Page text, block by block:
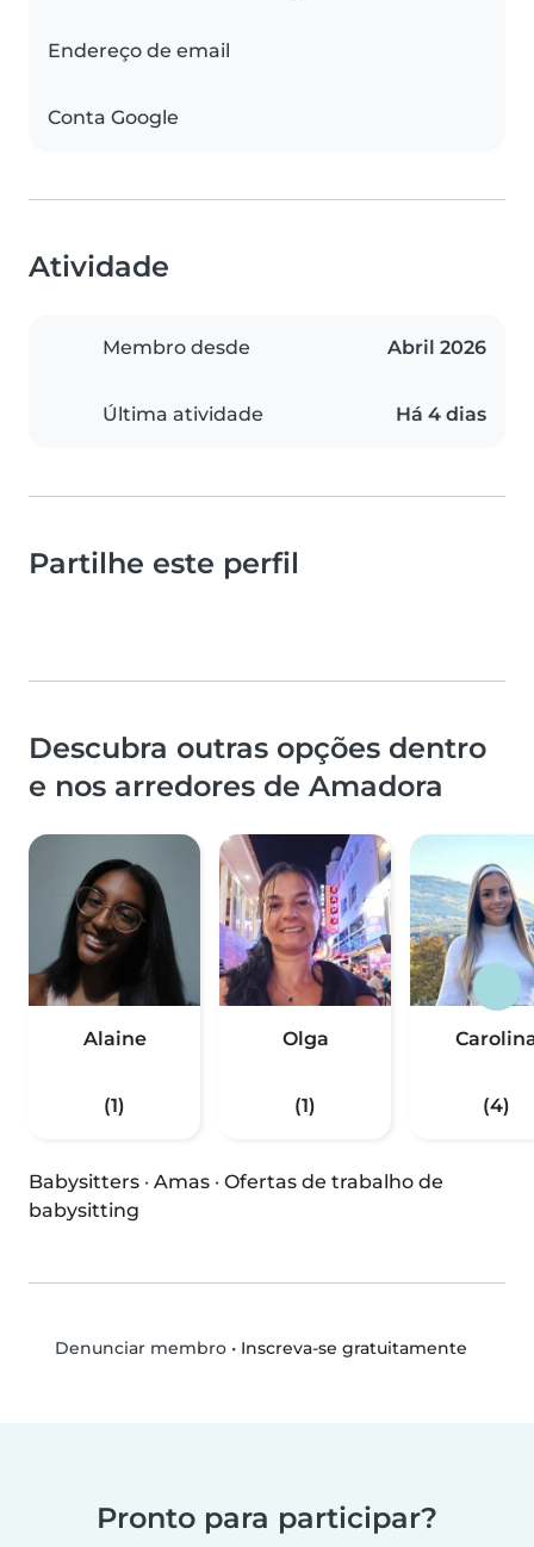
Endereço de email
Conta Google
Atividade
Membro desde Abril 2026
Última atividade Há 4 dias
Partilhe este perfil
Descubra outras opções dentro
e nos arredores de Amadora
Alaine
(1)
Olga
(1) (4)
Babysitters · Amas · Ofertas de trabalho de
babysitting
Denunciar membro• Inscreva-se gratuitamente
Pronto para participar?